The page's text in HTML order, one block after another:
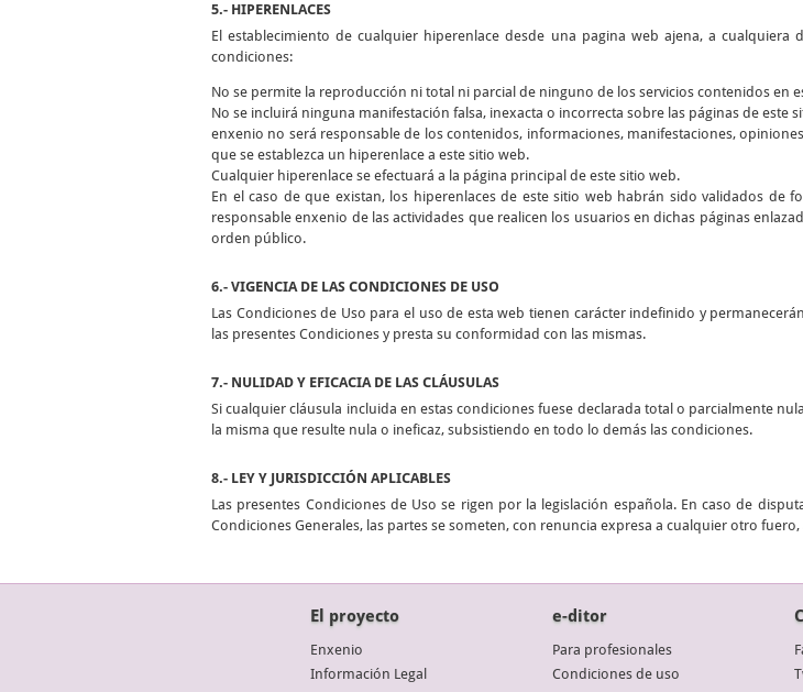
5.- HIPERENLACES
El establecimiento de cualquier hiperenlace desde una pagina web ajena, a
condiciones:
No se permite la reproducción ni total ni parcial de ninguno de los servicios contenidos en
No se incluirá ninguna manifestación falsa, inexacta o incorrecta sobre las páginas de este
enxenio no será responsable de los contenidos, informaciones, manifestaciones,
que se establezca un hiperenlace a este sitio web.
Cualquier hiperenlace se efectuará a la página principal de este sitio web.
En el caso de que existan, los hiperenlaces de este sitio web habrán sido validados de
responsable enxenio de las actividades que realicen los usuarios en dichas páginas
orden público.
6.- VIGENCIA DE LAS CONDICIONES DE USO
Las Condiciones de Uso para el uso de esta web tienen carácter indefinido y
las presentes Condiciones y presta su conformidad con las mismas.
7.- NULIDAD Y EFICACIA DE LAS CLÁUSULAS
Si cualquier cláusula incluida en estas condiciones fuese declarada total o parcialmente
la misma que resulte nula o ineficaz, subsistiendo en todo lo demás las condiciones.
8.- LEY Y JURISDICCIÓN APLICABLES
Las presentes Condiciones de Uso se rigen por la legislación española. En caso de
Condiciones Generales, las partes se someten, con renuncia expresa a cualquier otro
El proyecto
Enxenio
Información Legal
e-ditor
Para profesionales
Condiciones de uso